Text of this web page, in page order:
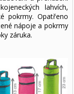
lahvích,
pokrmy. Opatřeno
nápoje a pokrmy
záruka.